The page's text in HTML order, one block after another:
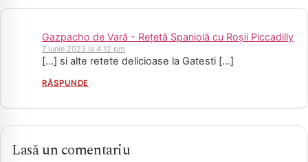
Gazpacho de Vară - Rețetă Spaniolă cu Roșii Piccadilly
7 iunie 2023 la 4:12 pm
[…] si alte retete delicioase la Gatesti […]
RĂSPUNDE
Lasă un comentariu